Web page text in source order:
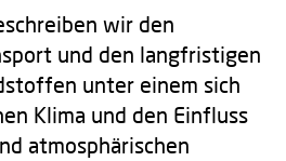
wir den
und den langfristigen
unter einem sich
Klima und den Einfluss
atmosphärischen